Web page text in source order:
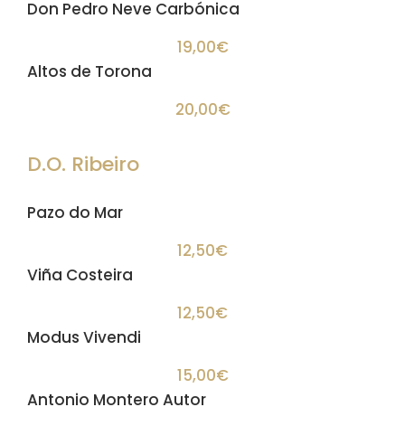
Don Pedro Neve Carbónica
19,00€
Altos de Torona
20,00€
D.O. Ribeiro
Pazo do Mar
12,50€
Viña Costeira
12,50€
Modus Vivendi
15,00€
Antonio Montero Autor